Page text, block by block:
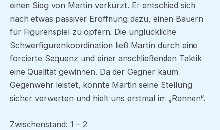
einen Sieg von Martin verkürzt. Er entschied sich
nach etwas passiver Eröffnung dazu, einen Bauern
für Figurenspiel zu opfern. Die unglückliche
Schwerfigurenkoordination ließ Martin durch eine
forcierte Sequenz und einer anschließenden Taktik
eine Qualität gewinnen. Da der Gegner kaum
Gegenwehr leistet, konnte Martin seine Stellung
sicher verwerten und hielt uns erstmal im „Rennen“.
Zwischenstand: 1 – 2